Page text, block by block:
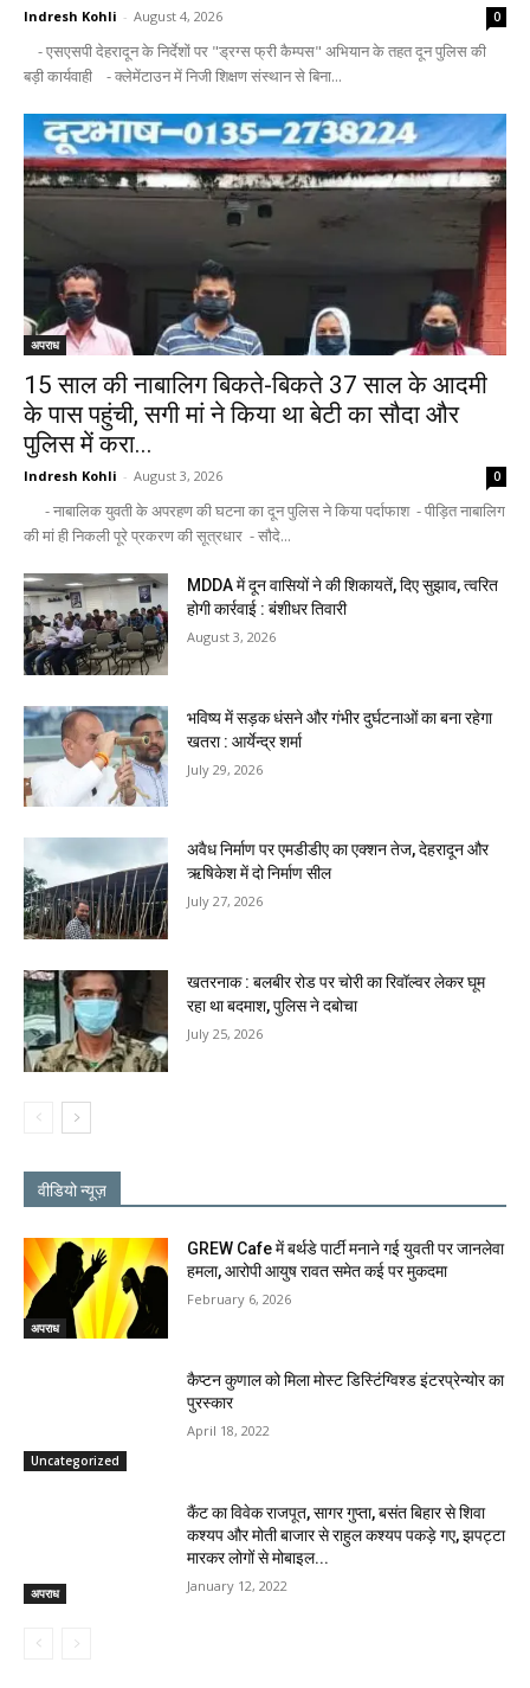
Indresh Kohli - August 4, 2026 0
- एसएसपी देहरादून के निर्देशों पर "ड्रग्स फ्री कैम्पस" अभियान के तहत दून पुलिस की
बड़ी कार्यवाही - क्लेमेंटाउन में निजी शिक्षण संस्थान से बिना...
अपराध
15 साल की नाबालिग बिकते-बिकते 37 साल के आदमी
के पास पहुंची, सगी मां ने किया था बेटी का सौदा और
पुलिस में करा...
Indresh Kohli - August 3, 2026 0
- नाबालिक युवती के अपरहण की घटना का दून पुलिस ने किया पर्दाफाश - पीड़ित नाबालिग
की मां ही निकली पूरे प्रकरण की सूत्रधार - सौदे...
MDDA में दून वासियों ने की शिकायतें, दिए सुझाव, त्वरित
होगी कार्रवाई : बंशीधर तिवारी
August 3, 2026
भविष्य में सड़क धंसने और गंभीर दुर्घटनाओं का बना रहेगा
खतरा : आर्येन्द्र शर्मा
July 29, 2026
अवैध निर्माण पर एमडीडीए का एक्शन तेज, देहरादून और
ऋषिकेश में दो निर्माण सील
July 27, 2026
खतरनाक : बलबीर रोड पर चोरी का रिवॉल्वर लेकर घूम
रहा था बदमाश, पुलिस ने दबोचा
July 25, 2026
वीडियो न्यूज़
अपराध
GREW Cafe में बर्थडे पार्टी मनाने गई युवती पर जानलेवा
हमला, आरोपी आयुष रावत समेत कई पर मुकदमा
February 6, 2026
Uncategorized
कैप्टन कुणाल को मिला मोस्ट डिस्टिंग्विश्ड इंटरप्रेन्योर का
पुरस्कार
April 18, 2022
अपराध
कैंट का विवेक राजपूत, सागर गुप्ता, बसंत बिहार से शिवा
कश्यप और मोती बाजार से राहुल कश्यप पकड़े गए, झपट्टा
मारकर लोगों से मोबाइल...
January 12, 2022